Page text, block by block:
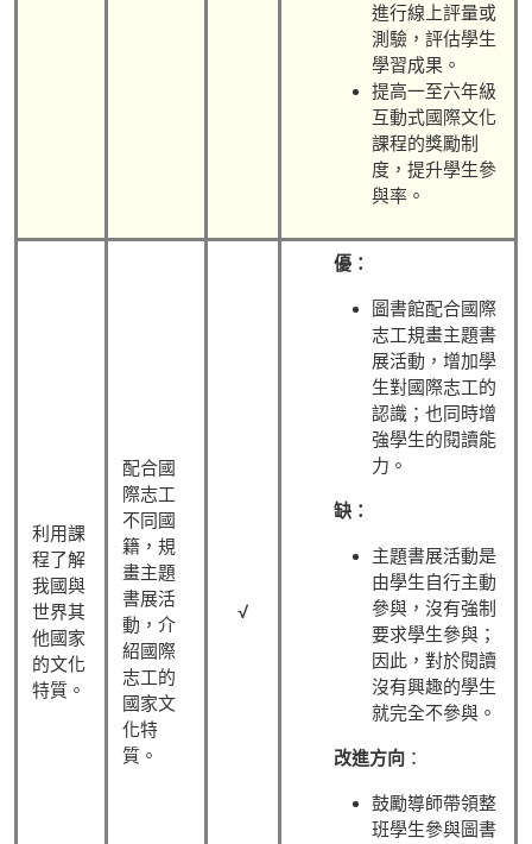
進行線上評量或
測驗，評估學生
學習成果。
提高一至六年級
互動式國際文化
課程的獎勵制
度，提升學生參
與率。
利用課
程了解
我國與
世界其
他國家
的文化
特質。
配合國
際志工
不同國
籍，規
畫主題
書展活
動，介
紹國際
志工的
國家文
化特
質。
√
優：
圖書館配合國際
志工規畫主題書
展活動，增加學
生對國際志工的
認識；也同時增
強學生的閱讀能
力。
缺：
主題書展活動是
由學生自行主動
參與，沒有強制
要求學生參與；
因此，對於閱讀
沒有興趣的學生
就完全不參與。
改進方向 ：
鼓勵導師帶領整
班學生參與圖書